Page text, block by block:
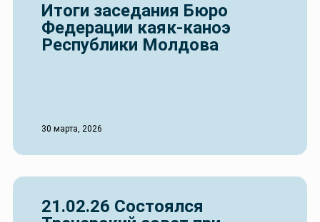
Итоги заседания Бюро
Федерации каяк-каноэ
Республики Молдова
30 марта, 2026
21.02.26 Состоялся